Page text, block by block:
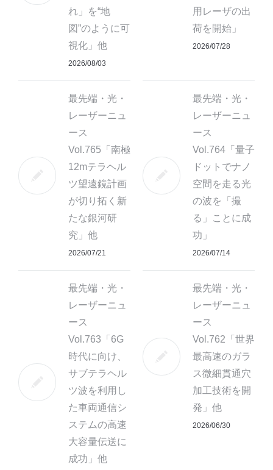
れ」を“地
図”のように可
視化」他
2026/08/03
用レーザの出
荷を開始」
2026/07/28
最先端・光・
レーザーニュ
ース
Vol.765「南極
12mテラヘル
ツ望遠鏡計画
が切り拓く新
たな銀河研
究」他
2026/07/21
最先端・光・
レーザーニュ
ース
Vol.764「量子
ドットでナノ
空間を走る光
の波を「撮
る」ことに成
功」
2026/07/14
最先端・光・
レーザーニュ
ース
Vol.763「6G
時代に向け、
サブテラヘル
ツ波を利用し
た車両通信シ
ステムの高速
大容量伝送に
成功」他
最先端・光・
レーザーニュ
ース
Vol.762「世界
最高速のガラ
ス微細貫通穴
加工技術を開
発」他
2026/06/30